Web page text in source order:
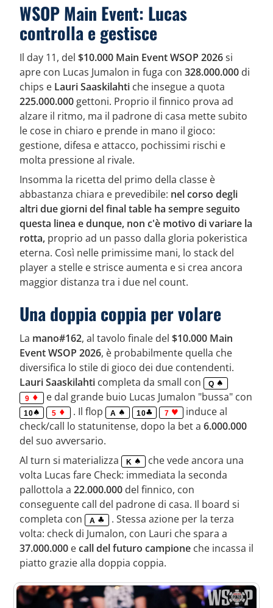
WSOP Main Event: Lucas
controlla e gestisce
Il day 11, del $10.000 Main Event WSOP 2026si
apre con Lucas Jumalon in fuga con 328.000.000 di
chips e Lauri Saaskilahti che insegue a quota
225.000.000 gettoni. Proprio il finnico prova ad
alzare il ritmo, ma il padrone di casa mette subito
le cose in chiaro e prende in mano il gioco:
gestione, difesa e attacco, pochissimi rischi e
molta pressione al rivale.
Insomma la ricetta del primo della classe è
abbastanza chiara e prevedibile: nel corso degli
altri due giorni del final table ha sempre seguito
questa linea e dunque, non c'è motivo di variare la
rotta, proprio ad un passo dalla gloria pokeristica
eterna. Così nelle primissime mani, lo stack del
player a stelle e strisce aumenta e si crea ancora
maggior distanza tra i due nel count.
Una doppia coppia per volare
La mano#162, al tavolo finale del $10.000 Main
Event WSOP 2026, è probabilmente quella che
diversifica lo stile di gioco dei due contendenti.
Lauri Saaskilahti completa da small con
Q
9
e dal grande buio Lucas Jumalon "bussa" con
10 5 . Il flop A 10 7
induce al
check/call lo statunitense, dopo la bet a 6.000.000
del suo avversario.
Al turn si materializza
K
che vede ancora una
volta Lucas fare Check: immediata la seconda
pallottola a 22.000.000 del finnico, con
conseguente call del padrone di casa. Il board si
completa con
A
. Stessa azione per la terza
volta: check di Jumalon, con Lauri che spara a
37.000.000 ecall del futuro campione che incassa il
piatto grazie alla doppia coppia.